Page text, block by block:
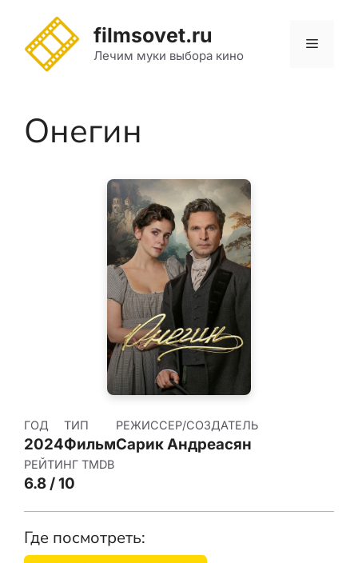
содержимому
filmsovet.ru
Лечим муки выбора кино
Меню
Онегин
ГОД
2024
ТИП
Фильм
РЕЖИССЕР/СОЗДАТЕЛЬ
Сарик Андреасян
РЕЙТИНГ TMDB
6.8 / 10
Где посмотреть: